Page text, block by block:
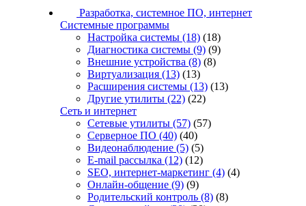
Разработка, системное ПО, интернет
Системные программы
Настройка системы (18) (18)
Диагностика системы (9) (9)
Внешние устройства (8) (8)
Виртуализация (13) (13)
Расширения системы (13) (13)
Другие утилиты (22) (22)
Сеть и интернет
Сетевые утилиты (57) (57)
Серверное ПО (40) (40)
Видеонаблюдение (5) (5)
E-mail рассылка (12) (12)
SEO, интернет-маркетинг (4) (4)
Онлайн-общение (9) (9)
Родительский контроль (8) (8)